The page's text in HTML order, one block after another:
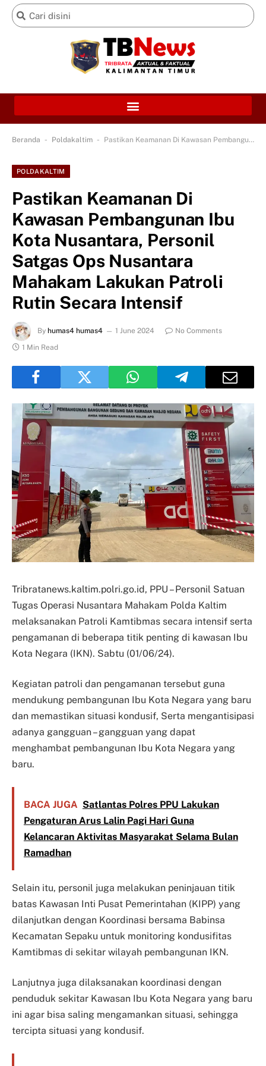
Beranda - Poldakaltim - Pastikan Keamanan Di Kawasan Pembangunan Ibu Kota Nusantara, Personil Satgas Ops Nusantara Mahakam Lakukan Patroli Rutin Secara Intensif
POLDAKALTIM
Pastikan Keamanan Di
Kawasan Pembangunan Ibu
Kota Nusantara, Personil
Satgas Ops Nusantara
Mahakam Lakukan Patroli
Rutin Secara Intensif
By humas4 humas4 1 June 2024
No Comments
1 Min Read
Tribratanews.kaltim.polri.go.id, PPU – Personil Satuan
Tugas Operasi Nusantara Mahakam Polda Kaltim
melaksanakan Patroli Kamtibmas secara intensif serta
pengamanan di beberapa titik penting di kawasan Ibu
Kota Negara (IKN). Sabtu (01/06/24).
Kegiatan patroli dan pengamanan tersebut guna
mendukung pembangunan Ibu Kota Negara yang baru
dan memastikan situasi kondusif, Serta mengantisipasi
adanya gangguan – gangguan yang dapat
menghambat pembangunan Ibu Kota Negara yang
baru.
BACA JUGA Satlantas Polres PPU Lakukan
Pengaturan Arus Lalin Pagi Hari Guna
Kelancaran Aktivitas Masyarakat Selama Bulan
Ramadhan
Selain itu, personil juga melakukan peninjauan titik
batas Kawasan Inti Pusat Pemerintahan (KIPP) yang
dilanjutkan dengan Koordinasi bersama Babinsa
Kecamatan Sepaku untuk monitoring kondusifitas
Kamtibmas di sekitar wilayah pembangunan IKN.
Lanjutnya juga dilaksanakan koordinasi dengan
penduduk sekitar Kawasan Ibu Kota Negara yang baru
ini agar bisa saling mengamankan situasi, sehingga
tercipta situasi yang kondusif.